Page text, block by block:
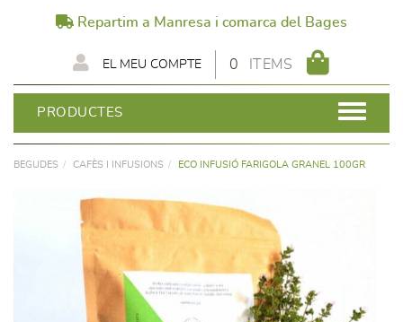
Repartim a Manresa i comarca del Bages
0 ITEMS
EL MEU COMPTE
PRODUCTES
BEGUDES CAFÈS I INFUSIONS ECO INFUSIÓ FARIGOLA GRANEL 100GR